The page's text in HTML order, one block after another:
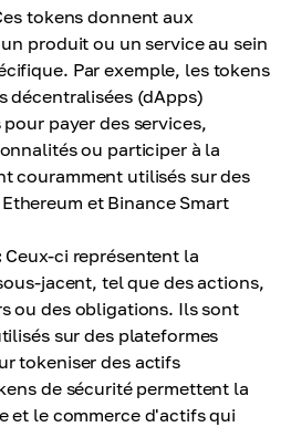
tokens donnent aux
produit ou un service au sein
Par exemple, les tokens
décentralisées (dApps)
payer des services,
ou participer à la
couramment utilisés sur des
et Binance Smart
Ceux-ci représentent la
jacent, tel que des actions,
ou des obligations. Ils sont
sur des plateformes
tokeniser des actifs
de sécurité permettent la
et le commerce d'actifs qui